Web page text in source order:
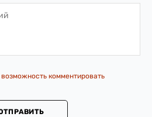
комментировать